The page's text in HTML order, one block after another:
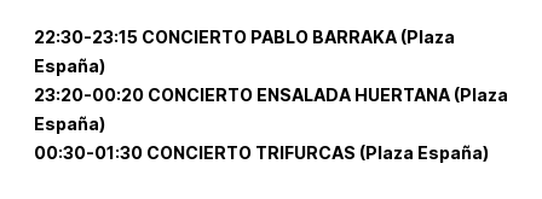
22:30-23:15 CONCIERTO PABLO BARRAKA (Plaza
España)
23:20-00:20 CONCIERTO ENSALADA HUERTANA (Plaza
España)
00:30-01:30 CONCIERTO TRIFURCAS (Plaza España)